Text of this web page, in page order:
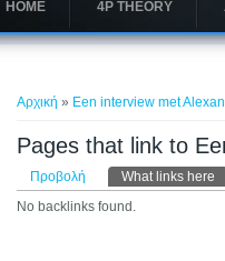
HOME 4P THEORY
Αρχική » Een interview met
Pages that link to
Πρωτεύουσες
Προβολή What links here
No backlinks found.